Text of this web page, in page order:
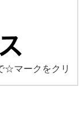
☆マークをクリ